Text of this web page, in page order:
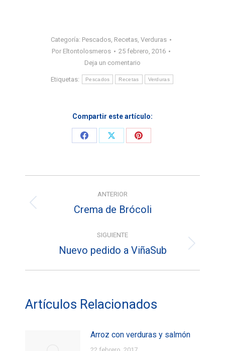
Categoría: Pescados, Recetas, Verduras
Por Eltontolosmeros
25 febrero, 2016
Deja un comentario
Etiquetas: Pescados Recetas Verduras
Compartir este artículo:
Share
Share
Share
entre
ANTERIOR
Entrada
Crema de Brócoli
SIGUIENTE
Entrada
Nuevo pedido a ViñaSub
Artículos Relacionados
Arroz con verduras y salmón